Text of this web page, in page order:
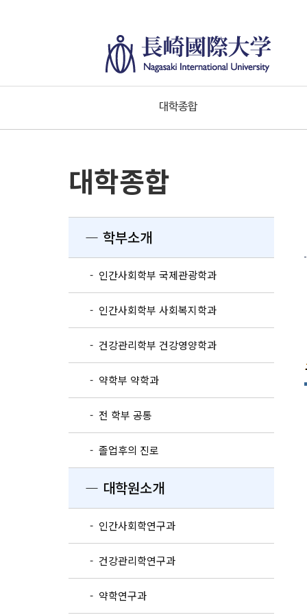
대학종합
대학종합
― 학부소개
- 인간사회학부 국제관광학과
- 인간사회학부 사회복지학과
- 건강관리학부 건강영양학과
- 약학부 약학과
- 전 학부 공통
- 졸업후의 진로
― 대학원소개
- 인간사회학연구과
- 건강관리학연구과
- 약학연구과